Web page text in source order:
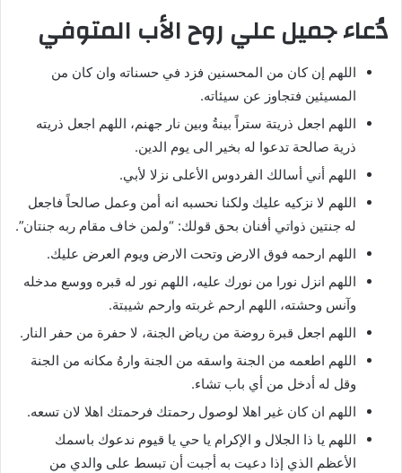
دُعاء جميل علي روح الأب المتوفي
اللهم إن كان من المحسنين فزد في حسناته وان كان من
المسيئين فتجاوز عن سيئاته.
اللهم اجعل ذريتة ستراً بينةُ وبين نار جهنم، اللهم اجعل ذريته
ذرية صالحة تدعوا له بخير الى يوم الدين.
اللهم أني أسالك الفردوس الأعلى نزلا لأبي.
اللهم لا نزكيه عليك ولكنا نحسبه انه أمن وعمل صالحاً فاجعل
له جنتين ذواتي أفنان بحق قولك: “ولمن خاف مقام ربه جنتان”.
اللهم ارحمه فوق الارض وتحت الارض ويوم العرض عليك.
اللهم انزل نورا من نورك عليه، اللهم نور له قبره ووسع مدخله
وآنس وحشته، اللهم ارحم غربته وارحم شيبتة.
اللهم اجعل قبرة روضة من رياض الجنة، لا حفرة من حفر النار.
اللهم اطعمه من الجنة واسقه من الجنة وارهُ مكانه من الجنة
وقل له أدخل من أي باب تشاء.
اللهم ان كان غير اهلا لوصول رحمتك فرحمتك اهلا لان تسعه.
اللهم يا ذا الجلال و الإكرام يا حي يا قيوم ندعوك باسمك
الأعظم الذي إذا دعيت به أجبت أن تبسط على والدي من